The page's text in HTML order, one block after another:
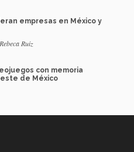
empresas en México y
Ruiz
con memoria
de México